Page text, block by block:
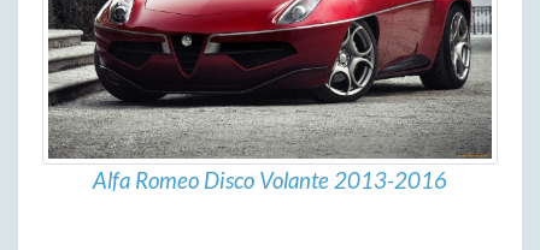
Alfa Romeo Disco Volante 2013-2016